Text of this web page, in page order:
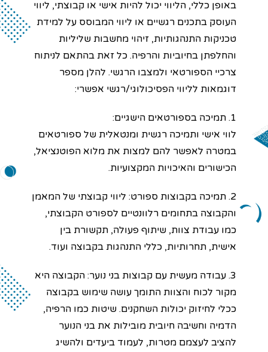
באופן כללי, הליווי יכול להיות אישי או קבוצתי, ליווי
העוסק בתכנים רגשיים או ליווי המבוסס על למידת
טכניקות התנהגותיות, זיהוי מחשבות שליליות
והחלפתן בחיוביות והרפיה. כל זאת בהתאם לניתוח
צרכיי הספורטאי ולמצבו הרגשי. להלן מספר
דוגמאות לליווי הפסיכולוגי/רגשי אפשרי:
1. תמיכה בספורטאים הישגיים:
לווי אישי ותמיכה רגשית ומנטאלית של ספורטאים
במטרה לאפשר להם למצות את מלוא הפוטנציאל,
הכישורים והאיכויות המקצועיות.
2. תמיכה בקבוצות ספורט: ליווי קבוצתי של המאמן
והקבוצה בתחומים רלוונטיים לספורט הקבוצתי,
כמו עבודת צוות, שיתוף פעולה, תקשורת בין
אישית, תחרותיות, כללי התנהגות בקבוצה ועוד.
3. עבודה מעשית עם קבוצות בני נוער: הקבוצה היא
מקור לכוח והצוות התומך עושה שימוש בקבוצה
ככלי לחיזוק יכולות השחקנים. שיטות כמו הרפיה,
הדמיה וחשיבה חיובית מובילות את בני הנוער
להציב לעצמם מטרות, לעמוד ביעדים ולהשיג